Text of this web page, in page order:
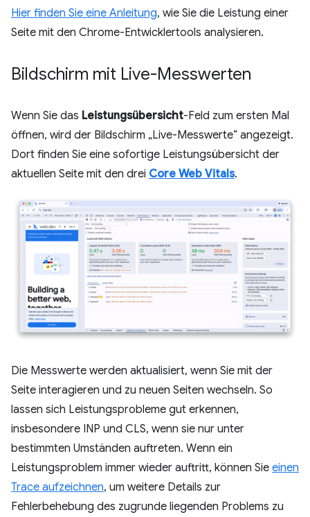
Hier finden Sie eine Anleitung, wie Sie die Leistung einer
Seite mit den Chrome-Entwicklertools analysieren.
Bildschirm mit Live-Messwerten
Wenn Sie das Leistungsübersicht-Feld zum ersten Mal
öffnen, wird der Bildschirm „Live-Messwerte“ angezeigt.
Dort finden Sie eine sofortige Leistungsübersicht der
aktuellen Seite mit den drei Core Web Vitals.
Die Messwerte werden aktualisiert, wenn Sie mit der
Seite interagieren und zu neuen Seiten wechseln. So
lassen sich Leistungsprobleme gut erkennen,
insbesondere INP und CLS, wenn sie nur unter
bestimmten Umständen auftreten. Wenn ein
Leistungsproblem immer wieder auftritt, können Sie einen
Trace aufzeichnen, um weitere Details zur
Fehlerbehebung des zugrunde liegenden Problems zu